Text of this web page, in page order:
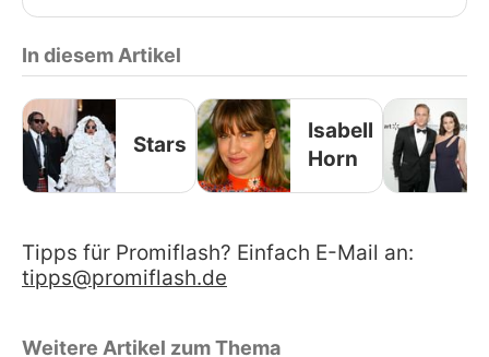
In diesem Artikel
Stars
Isabell
Horn
Tipps für Promiflash? Einfach E-Mail an:
tipps@promiflash.de
Weitere Artikel zum Thema